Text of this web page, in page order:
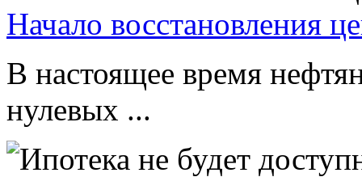
Начало восстановления
В настоящее время
нулевых ...